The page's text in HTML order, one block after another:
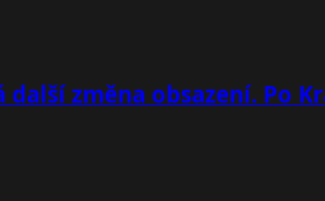
další změna obsazení. Po